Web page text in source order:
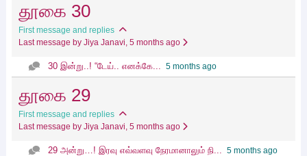
தூகை 30
First message and replies
Last message by Jiya Janavi, 5 months ago
30 இன்று..! “டேய்.. எனக்கே... 5 months ago
தூகை 29
First message and replies
Last message by Jiya Janavi, 5 months ago
29 அன்று…! இரவு எவ்வளவு நேரமானாலும் நி... 5 months ago